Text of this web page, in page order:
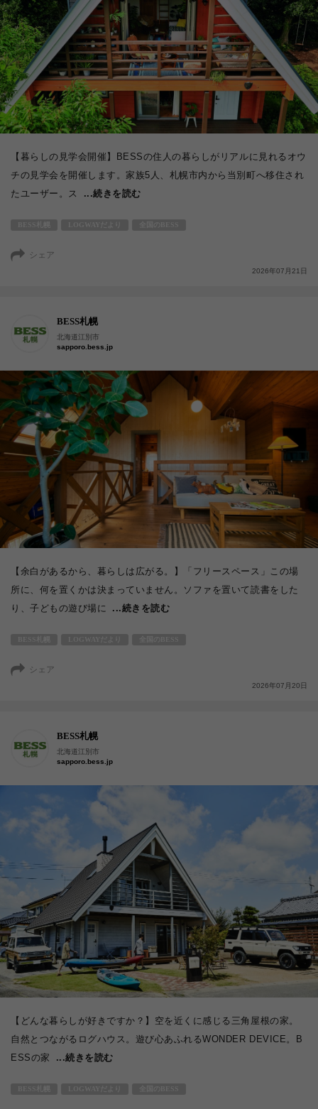
【暮らしの見学会開催】BESSの住人の暮らしがリアルに見れるオウ
チの見学会を開催します。家族5人、札幌市内から当別町へ移住され
たユーザー。ス
...続きを読む
シェア
2026年07月21日
BESS札幌
北海道江別市
sapporo.bess.jp
【余白があるから、暮らしは広がる。】「フリースペース」この場
所に、何を置くかは決まっていません。ソファを置いて読書をした
り、子どもの遊び場に
...続きを読む
シェア
2026年07月20日
BESS札幌
北海道江別市
sapporo.bess.jp
【どんな暮らしが好きですか？】空を近くに感じる三角屋根の家。
自然とつながるログハウス。遊び心あふれるWONDER DEVICE。B
ESSの家
...続きを読む